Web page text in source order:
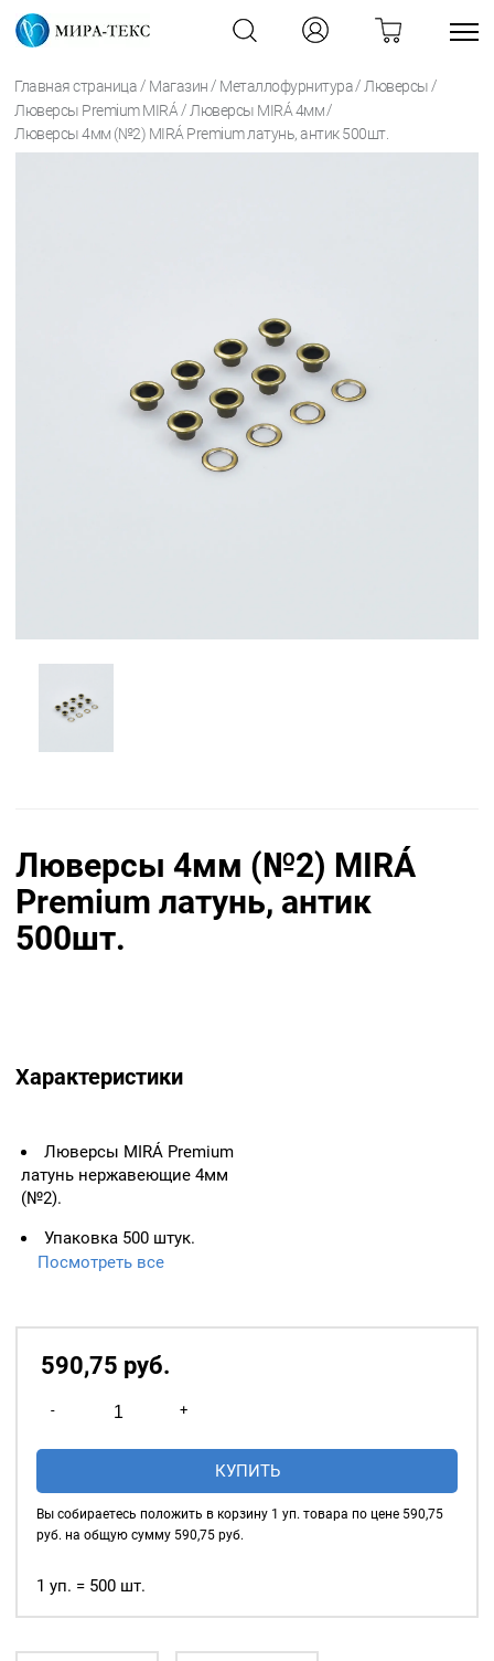
Главная страница / Магазин / Металлофурнитура / Люверсы /
Люверсы Premium MIRÁ / Люверсы MIRÁ 4мм /
Люверсы 4мм (№2) MIRÁ Premium латунь, антик 500шт.
Люверсы 4мм (№2) MIRÁ
Premium латунь, антик
500шт.
Характеристики
Люверсы MIRÁ Premium
латунь нержавеющие 4мм
(№2).
Упаковка 500 штук.
Цвет: Антик.
НЕОБХОДИМО ИЗМЕРЯТЬ
ДИАМЕТРУ.
Основное назначение
краёв отверстий, в которые
д., а также люверсы
Сфера применения
Посмотреть все
590,75 руб.
-
товара
Люверсы
MIRÁ
латунь,
+
КУПИТЬ
Вы собираетесь положить в корзину 1 уп. товара по цене 590,75
руб. на общую сумму 590,75руб.
1 уп. = 500 шт.